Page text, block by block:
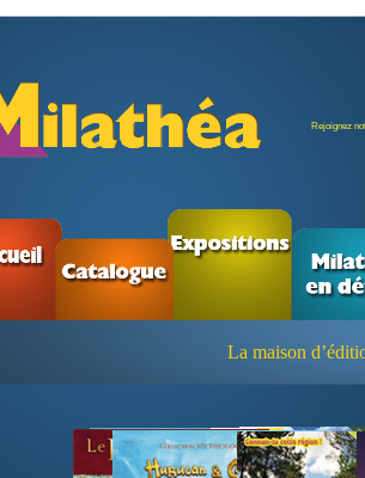
Rejoignez
La maison